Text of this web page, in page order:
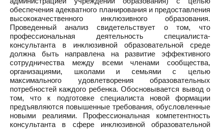
обеспечения адекватного планирования и предоставления
высококачественного инклюзивного образования.
Проведенный анализ свидетельствует о том, что
профессиональная деятельность специалиста-
консультанта в инклюзивной образовательной среде
должна быть направлена на развитие эффективного
сотрудничества между всеми членами сообщества,
организациями, школами и семьями с целью
максимального удовлетворения образовательных
потребностей каждого ребенка. Обосновывается вывод о
том, что к подготовке специалиста новой формации
предъявляются повышенные требования, обусловленные
новыми реалиями. Профессиональная компетентность
консультанта в сфере инклюзивной образовательной